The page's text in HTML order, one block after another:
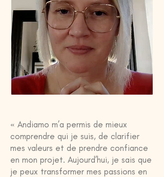
« Andiamo m’a permis de mieux
comprendre qui je suis, de clarifier
mes valeurs et de prendre confiance
en mon projet. Aujourd’hui, je sais que
je peux transformer mes passions en